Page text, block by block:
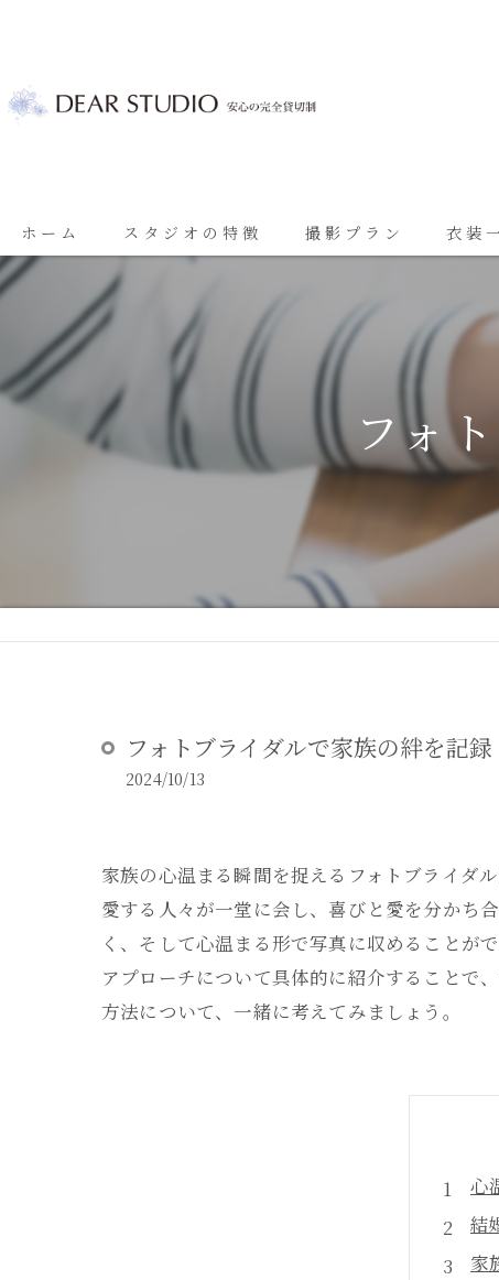
ホーム スタジオの特徴
ベビーフォト
七五三
ブライダル
撮影プラン
七五三プラン
思い出に残る成人振袖撮影
衣装
フォ
フォトブライダルで家族の絆を記録
2024/10/13
家族の心温まる瞬間を捉えるフォトブライダ
愛する人々が一堂に会し、喜びと愛を分かち
く、そして心温まる形で写真に収めることが
アプローチについて具体的に紹介することで
方法について、一緒に考えてみましょう。
心
結
家